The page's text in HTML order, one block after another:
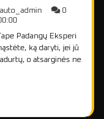
auto_admin
0
Padangų Eksperi
ką daryti, jei jū
o atsarginės ne